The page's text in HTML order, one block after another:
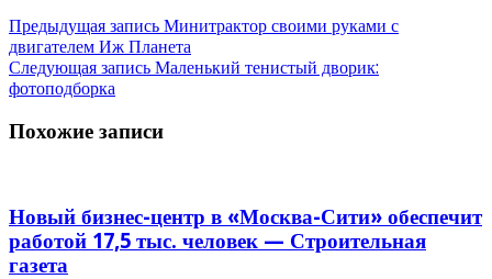
Предыдущая запись Минитрактор своими руками с
двигателем Иж Планета
Следующая запись Маленький тенистый дворик:
фотоподборка
Похожие записи
Новый бизнес-центр в «Москва-Сити» обеспечит
работой 17,5 тыс. человек — Строительная
газета